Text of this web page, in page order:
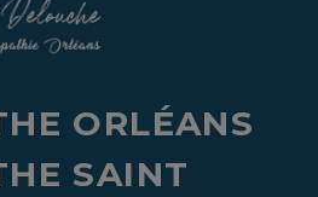
ORLÉANS
SAINT